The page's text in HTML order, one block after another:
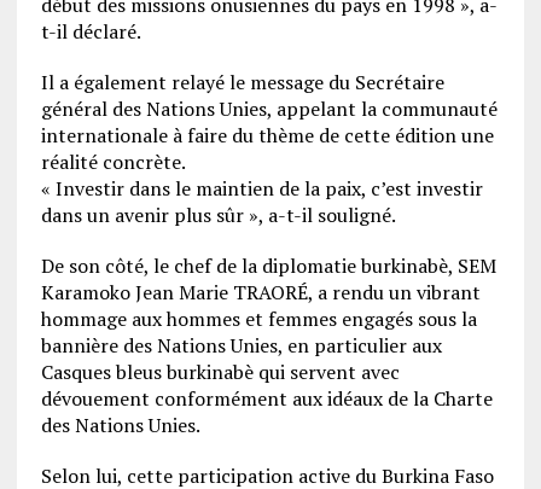
t-il déclaré.
Il a également relayé le message du Secrétaire
général des Nations Unies, appelant la communauté
internationale à faire du thème de cette édition une
réalité concrète.
« Investir dans le maintien de la paix, c’est investir
dans un avenir plus sûr », a-t-il souligné.
De son côté, le chef de la diplomatie burkinabè, SEM
Karamoko Jean Marie TRAORÉ, a rendu un vibrant
hommage aux hommes et femmes engagés sous la
bannière des Nations Unies, en particulier aux
Casques bleus burkinabè qui servent avec
dévouement conformément aux idéaux de la Charte
des Nations Unies.
Selon lui, cette participation active du Burkina Faso